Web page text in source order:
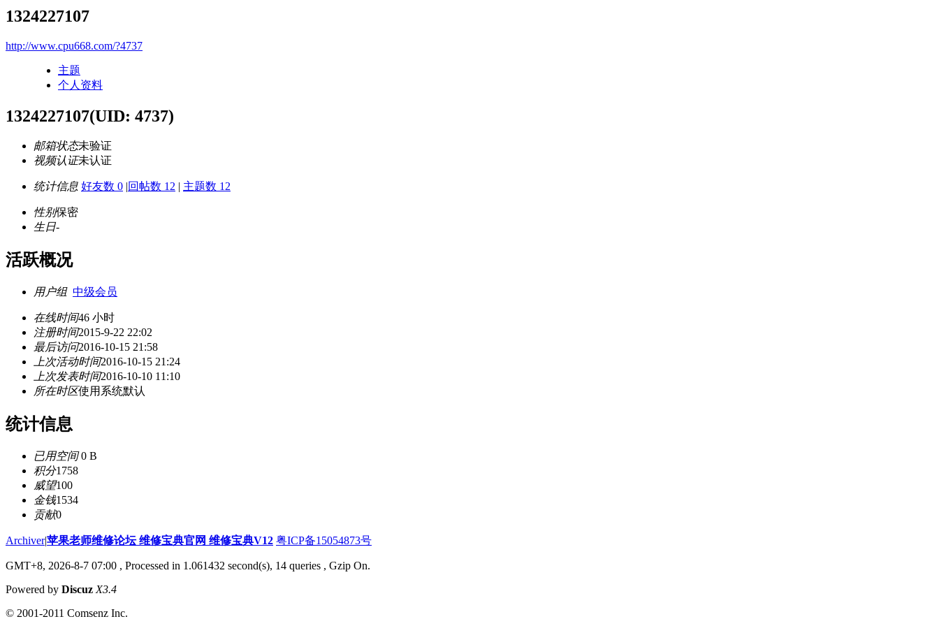
1324227107
http://www.cpu668.com/?4737
主题
个人资料
1324227107(UID: 4737)
邮箱状态未验证
视频认证未认证
统计信息 好友数 0 |回帖数 12 | 主题数 12
性别保密
生日-
活跃概况
用户组 中级会员
在线时间46 小时
注册时间2015-9-22 22:02
最后访问2016-10-15 21:58
上次活动时间2016-10-15 21:24
上次发表时间2016-10-10 11:10
所在时区使用系统默认
统计信息
已用空间0 B
积分1758
威望100
金钱1534
贡献0
Archiver|苹果老师维修论坛 维修宝典官网 维修宝典V12 粤ICP备15054873号
GMT+8, 2026-8-7 07:00 , Processed in 1.061432 second(s), 14 queries , Gzip On.
Powered by Discuz X3.4
© 2001-2011 Comsenz Inc.